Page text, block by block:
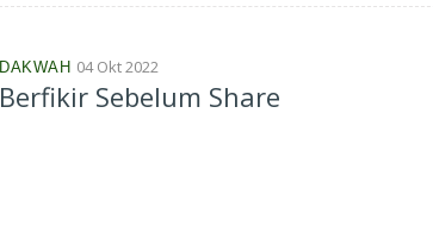
DAKWAH 04 Okt 2022
Berfikir Sebelum Share